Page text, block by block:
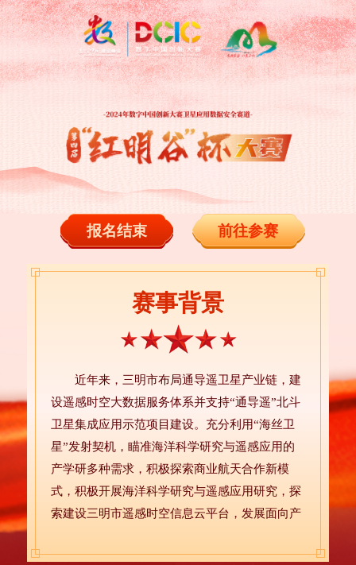
报名结束 前往参赛
赛事背景
近年来，三明市布局通导遥卫星产业链，建
设遥感时空大数据服务体系并支持“通导遥”北斗
卫星集成应用示范项目建设。充分利用“海丝卫
星”发射契机，瞄准海洋科学研究与遥感应用的
产学研多种需求，积极探索商业航天合作新模
式，积极开展海洋科学研究与遥感应用研究，探
索建设三明市遥感时空信息云平台，发展面向产
应用的同时，卫星应用数据安全尤为重要，三明